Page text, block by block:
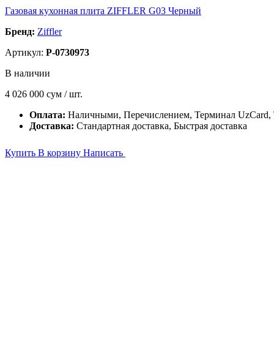
Газовая кухонная плита ZIFFLER G03 Черный
Бренд: Ziffler
Артикул: P-0730973
В наличии
4 026 000 сум / шт.
Оплата: Наличными, Перечислением, Терминал
Доставка: Стандартная доставка, Быстрая доставка
Купить В корзину Написать